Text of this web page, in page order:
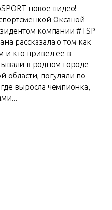
новое видео!
Оксаной
компании #TSP
рассказала о том как
и кто привел ее в
в родном городе
области, погуляли по
выросла чемпионка,